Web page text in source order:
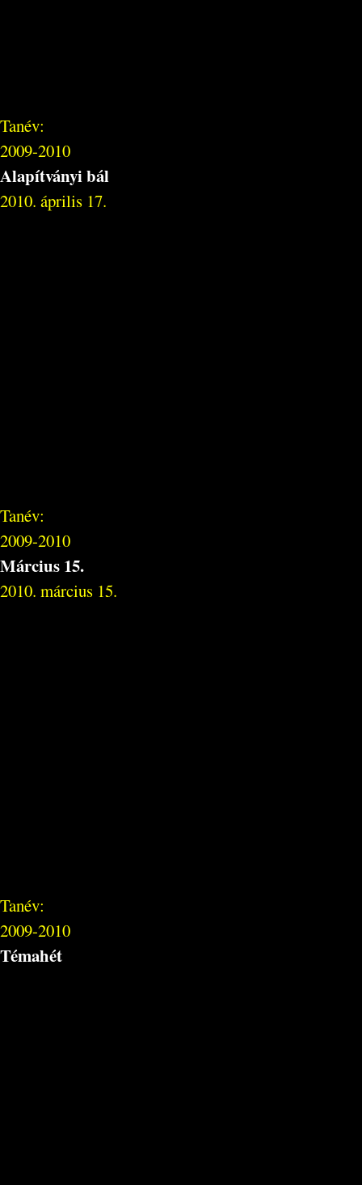
Tanév:
2009-2010
Alapítványi bál
2010. április 17.
Tanév:
2009-2010
Március 15.
2010. március 15.
Tanév:
2009-2010
Témahét